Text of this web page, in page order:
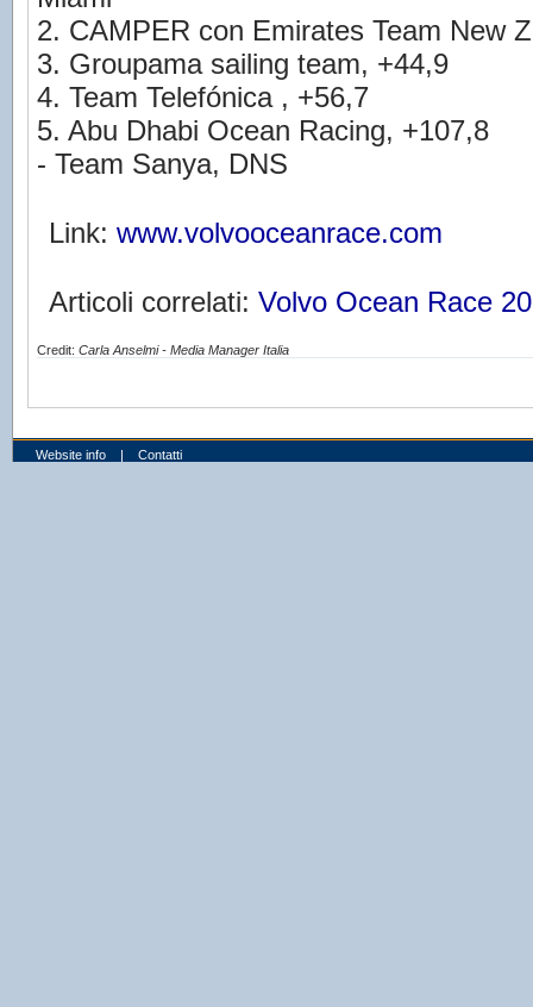
2. CAMPER con Emirates Team New
3. Groupama sailing team, +44,9
4. Team Telefónica , +56,7
5. Abu Dhabi Ocean Racing, +107,8
- Team Sanya, DNS
Link: www.volvooceanrace.com
Articoli correlati: Volvo Ocean Race
Credit: Carla Anselmi - Media Manager Italia
Website info | Contatti